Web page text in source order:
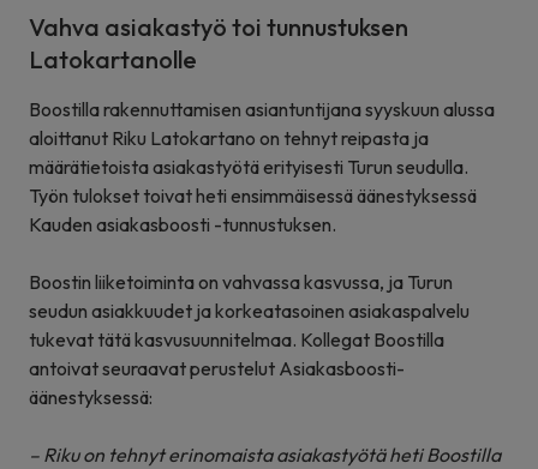
Vahva asiakastyö toi tunnustuksen
Latokartanolle
Boostilla rakennuttamisen asiantuntijana syyskuun alussa
aloittanut Riku Latokartano on tehnyt reipasta ja
määrätietoista asiakastyötä erityisesti Turun seudulla.
Työn tulokset toivat heti ensimmäisessä äänestyksessä
Kauden asiakasboosti -tunnustuksen.
Boostin liiketoiminta on vahvassa kasvussa, ja Turun
seudun asiakkuudet ja korkeatasoinen asiakaspalvelu
tukevat tätä kasvusuunnitelmaa. Kollegat Boostilla
antoivat seuraavat perustelut Asiakasboosti-
äänestyksessä:
– Riku on tehnyt erinomaista asiakastyötä heti Boostilla